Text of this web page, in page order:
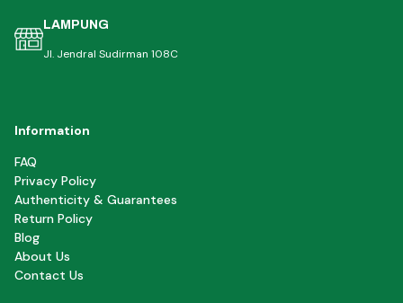
LAMPUNG
Jl. Jendral Sudirman 108C
Information
FAQ
Privacy Policy
Authenticity & Guarantees
Return Policy
Blog
About Us
Contact Us